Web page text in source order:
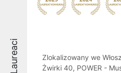
Laureaci
Zlokalizowany we
Żwirki 40, POWER -